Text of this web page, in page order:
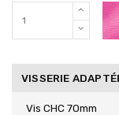
VISSERIE
Vis CHC 70mm